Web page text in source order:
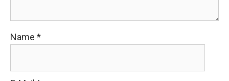
Name *